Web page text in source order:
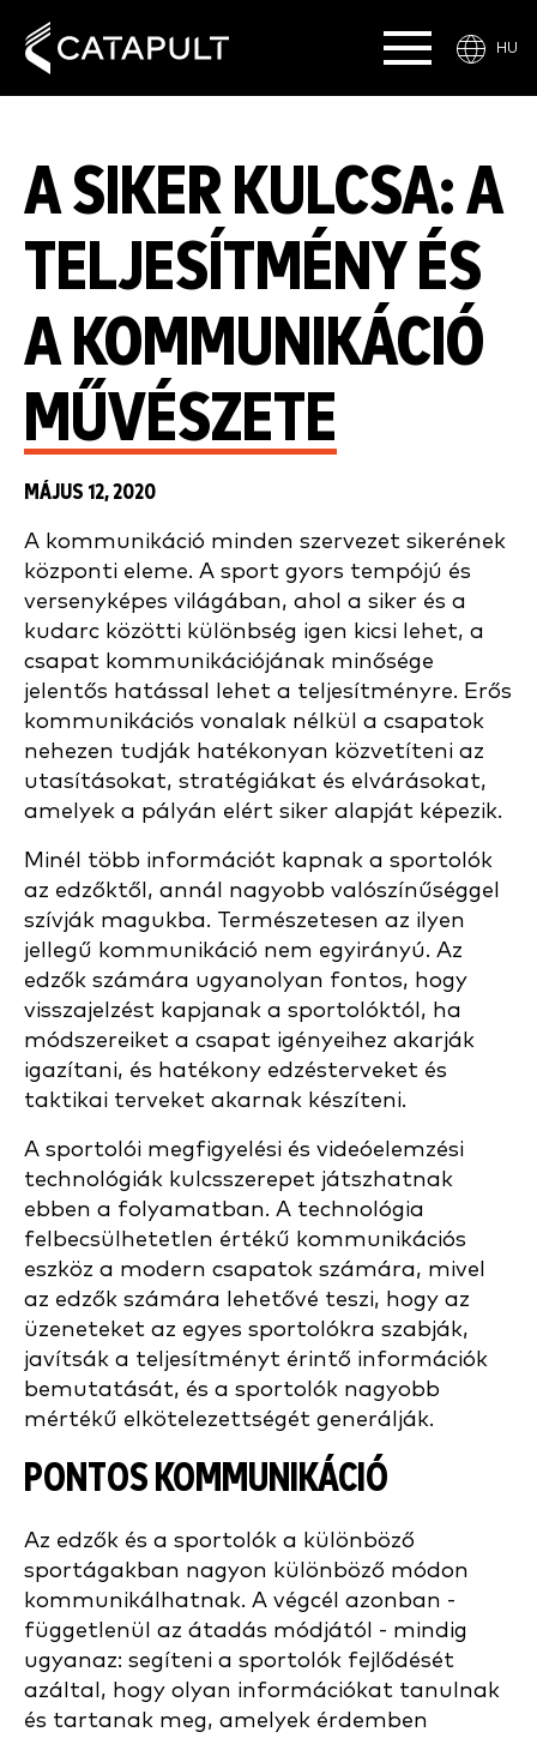
HU
A SIKER KULCSA: A
TELJESÍTMÉNY ÉS
A KOMMUNIKÁCIÓ
MŰVÉSZETE
MÁJUS 12, 2020
A kommunikáció minden szervezet sikerének
központi eleme. A sport gyors tempójú és
versenyképes világában, ahol a siker és a
kudarc közötti különbség igen kicsi lehet, a
csapat kommunikációjának minősége
jelentős hatással lehet a teljesítményre. Erős
kommunikációs vonalak nélkül a csapatok
nehezen tudják hatékonyan közvetíteni az
utasításokat, stratégiákat és elvárásokat,
amelyek a pályán elért siker alapját képezik.
Minél több információt kapnak a sportolók
az edzőktől, annál nagyobb valószínűséggel
szívják magukba. Természetesen az ilyen
jellegű kommunikáció nem egyirányú. Az
edzők számára ugyanolyan fontos, hogy
visszajelzést kapjanak a sportolóktól, ha
módszereiket a csapat igényeihez akarják
igazítani, és hatékony edzésterveket és
taktikai terveket akarnak készíteni.
A sportolói megfigyelési és videóelemzési
technológiák kulcsszerepet játszhatnak
ebben a folyamatban. A technológia
felbecsülhetetlen értékű kommunikációs
eszköz a modern csapatok számára, mivel
az edzők számára lehetővé teszi, hogy az
üzeneteket az egyes sportolókra szabják,
javítsák a teljesítményt érintő információk
bemutatását, és a sportolók nagyobb
mértékű elkötelezettségét generálják.
PONTOS KOMMUNIKÁCIÓ
Az edzők és a sportolók a különböző
sportágakban nagyon különböző módon
kommunikálhatnak. A végcél azonban -
függetlenül az átadás módjától - mindig
ugyanaz: segíteni a sportolók fejlődését
azáltal, hogy olyan információkat tanulnak
és tartanak meg, amelyek érdemben